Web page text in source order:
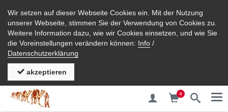
Wir setzen auf dieser Webseite Cookies ein. Mit der Nutzung
unserer Webseite, stimmen Sie der Verwendung von Cookies zu.
Weitere Information dazu, wie wir Cookies einsetzen, und wie Sie
die Voreinstellungen verändern können: Info /
Datenschutzerklärung
akzeptieren
0